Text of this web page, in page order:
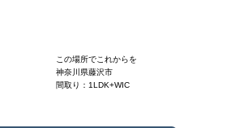
この場所でこれからを
神奈川県藤沢市
間取り：1LDK+WIC